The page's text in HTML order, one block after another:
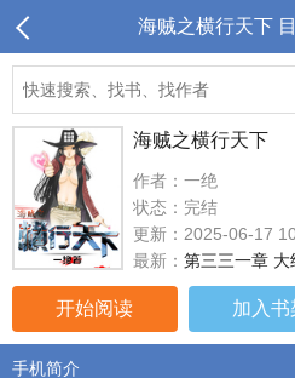
海贼之横行天下
海贼之横行天下
作者：一绝
状态：完结
更新：2025-06-17
最新： 第三三一章 大
开始阅读 加入书
手机简介